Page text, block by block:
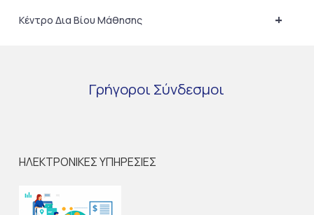
+
Κέντρο Δια Βίου Μάθησης
Γρήγοροι Σύνδεσμοι
ΗΛΕΚΤΡΟΝΙΚΕΣ ΥΠΗΡΕΣΙΕΣ